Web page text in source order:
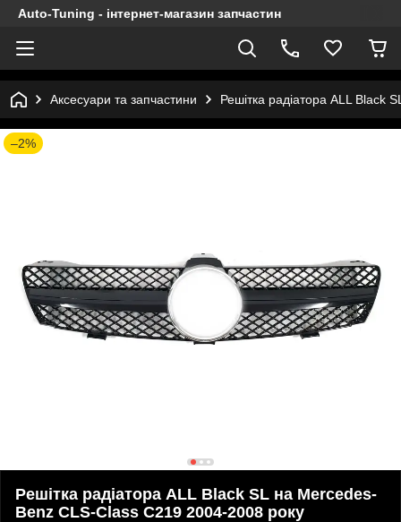
Auto-Tuning - інтернет-магазин запчастин
Аксесуари та запчастини Решітка радіатора ALL Black
–2%
Решітка радіатора ALL Black SL на Mercedes-
Benz CLS-Class C219 2004-2008 року